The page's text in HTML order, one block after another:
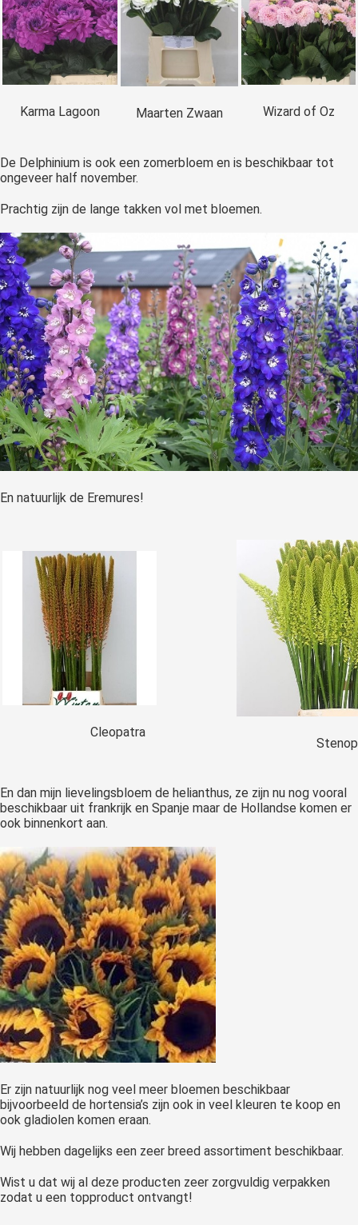
Karma Lagoon Maarten Zwaan Wizard of Oz
De Delphinium is ook een zomerbloem en is beschikbaar tot
ongeveer half november.
Prachtig zijn de lange takken vol met bloemen.
En natuurlijk de Eremures!
Cleopatra
En dan mijn lievelingsbloem de helianthus, ze zijn nu nog vooral
beschikbaar uit frankrijk en Spanje maar de Hollandse komen er
ook binnenkort aan.
Er zijn natuurlijk nog veel meer bloemen beschikbaar
bijvoorbeeld de hortensia’s zijn ook in veel kleuren te koop en
ook gladiolen komen eraan.
Wij hebben dagelijks een zeer breed assortiment beschikbaar.
Wist u dat wij al deze producten zeer zorgvuldig verpakken
zodat u een topproduct ontvangt!